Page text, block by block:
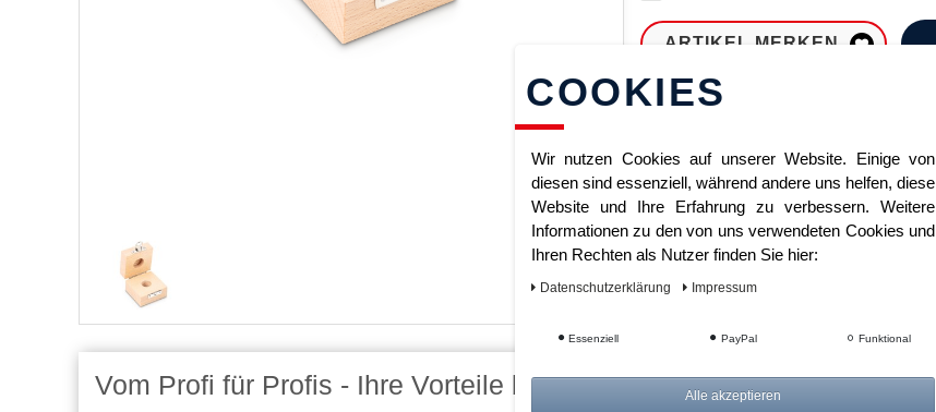
ARTIKEL MERKEN
Vom Profi für Profis - Ihre Vorteile bei AWWM:
COOKIES
Wir nutzen Cookies auf unserer Website. Einige von
diesen sind essenziell, während andere uns helfen, diese
Website und Ihre Erfahrung zu verbessern. Weitere
Informationen zu den von uns verwendeten Cookies und
Ihren Rechten als Nutzer finden Sie hier:
Daten­schutz­erklärung Impressum
Essenziell PayPal Funktional
Alle akzeptieren